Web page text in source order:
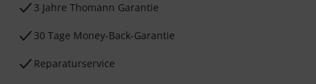
3 Jahre Thomann Garantie
30 Tage Money-Back-Garantie
Reparaturservice